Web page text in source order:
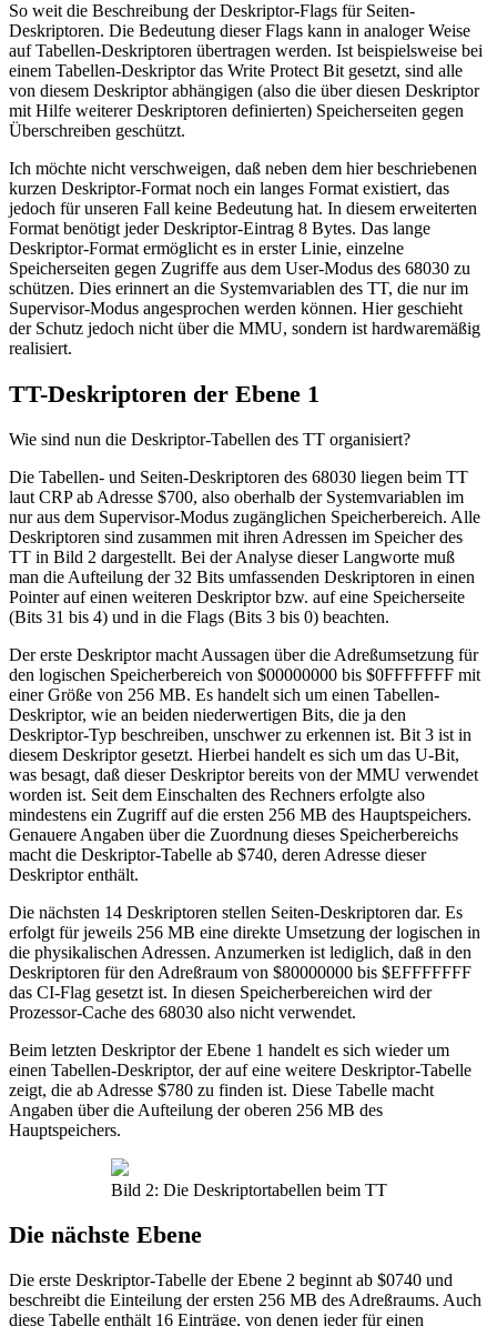
So weit die Beschreibung der Deskriptor-Flags für Seiten-
Deskriptoren. Die Bedeutung dieser Flags kann in analoger Weise
auf Tabellen-Deskriptoren übertragen werden. Ist beispielsweise bei
einem Tabellen-Deskriptor das Write Protect Bit gesetzt, sind alle
von diesem Deskriptor abhängigen (also die über diesen Deskriptor
mit Hilfe weiterer Deskriptoren definierten) Speicherseiten gegen
Überschreiben geschützt.
Ich möchte nicht verschweigen, daß neben dem hier beschriebenen
kurzen Deskriptor-Format noch ein langes Format existiert, das
jedoch für unseren Fall keine Bedeutung hat. In diesem erweiterten
Format benötigt jeder Deskriptor-Eintrag 8 Bytes. Das lange
Deskriptor-Format ermöglicht es in erster Linie, einzelne
Speicherseiten gegen Zugriffe aus dem User-Modus des 68030 zu
schützen. Dies erinnert an die Systemvariablen des TT, die nur im
Supervisor-Modus angesprochen werden können. Hier geschieht
der Schutz jedoch nicht über die MMU, sondern ist hardwaremäßig
realisiert.
TT-Deskriptoren der Ebene 1
Wie sind nun die Deskriptor-Tabellen des TT organisiert?
Die Tabellen- und Seiten-Deskriptoren des 68030 liegen beim TT
laut CRP ab Adresse $700, also oberhalb der Systemvariablen im
nur aus dem Supervisor-Modus zugänglichen Speicherbereich. Alle
Deskriptoren sind zusammen mit ihren Adressen im Speicher des
TT in Bild 2 dargestellt. Bei der Analyse dieser Langworte muß
man die Aufteilung der 32 Bits umfassenden Deskriptoren in einen
Pointer auf einen weiteren Deskriptor bzw. auf eine Speicherseite
(Bits 31 bis 4) und in die Flags (Bits 3 bis 0) beachten.
Der erste Deskriptor macht Aussagen über die Adreßumsetzung für
den logischen Speicherbereich von $00000000 bis $0FFFFFFF mit
einer Größe von 256 MB. Es handelt sich um einen Tabellen-
Deskriptor, wie an beiden niederwertigen Bits, die ja den
Deskriptor-Typ beschreiben, unschwer zu erkennen ist. Bit 3 ist in
diesem Deskriptor gesetzt. Hierbei handelt es sich um das U-Bit,
was besagt, daß dieser Deskriptor bereits von der MMU verwendet
worden ist. Seit dem Einschalten des Rechners erfolgte also
mindestens ein Zugriff auf die ersten 256 MB des Hauptspeichers.
Genauere Angaben über die Zuordnung dieses Speicherbereichs
macht die Deskriptor-Tabelle ab $740, deren Adresse dieser
Deskriptor enthält.
Die nächsten 14 Deskriptoren stellen Seiten-Deskriptoren dar. Es
erfolgt für jeweils 256 MB eine direkte Umsetzung der logischen in
die physikalischen Adressen. Anzumerken ist lediglich, daß in den
Deskriptoren für den Adreßraum von $80000000 bis $EFFFFFFF
das CI-Flag gesetzt ist. In diesen Speicherbereichen wird der
Prozessor-Cache des 68030 also nicht verwendet.
Beim letzten Deskriptor der Ebene 1 handelt es sich wieder um
einen Tabellen-Deskriptor, der auf eine weitere Deskriptor-Tabelle
zeigt, die ab Adresse $780 zu finden ist. Diese Tabelle macht
Angaben über die Aufteilung der oberen 256 MB des
Hauptspeichers.
Bild 2: Die Deskriptortabellen beim TT
Die nächste Ebene
Die erste Deskriptor-Tabelle der Ebene 2 beginnt ab $0740 und
beschreibt die Einteilung der ersten 256 MB des Adreßraums. Auch
diese Tabelle enthält 16 Einträge, von denen jeder für einen